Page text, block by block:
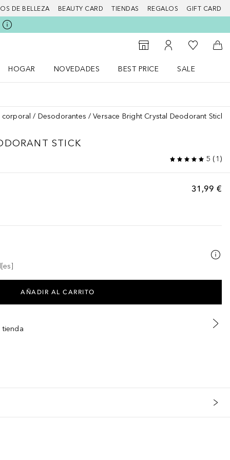
DE BELLEZA BEAUTY CARD TIENDAS REGALOS GIFT CARD
Al Storefinder
Mi cuenta
Mi lista de
A
HOGAR
NOVEDADES
BEST PRICE
SALE
Desodorantes Versace Bright Crystal Deodorant Stick
STICK
5 ( 1 )
31,99 €
AÑADIR AL CARRITO
tienda